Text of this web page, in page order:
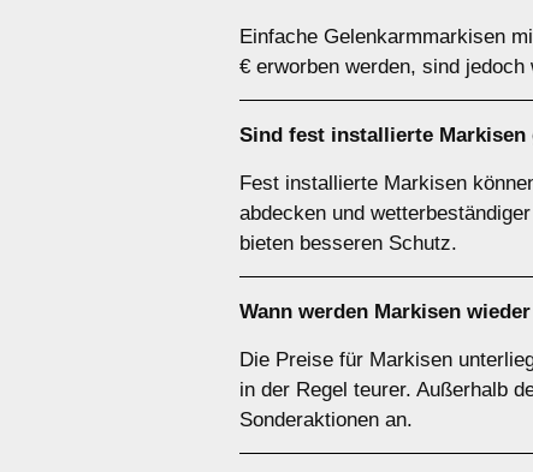
Einfache Gelenkarmmarkisen
€ erworben werden, sind
Sind fest installierte
Fest installierte Markisen
abdecken und
bieten besseren Schutz.
Wann werden Markisen
Die Preise für Markisen
in der Regel teurer. Außerhalb
Sonderaktionen an.